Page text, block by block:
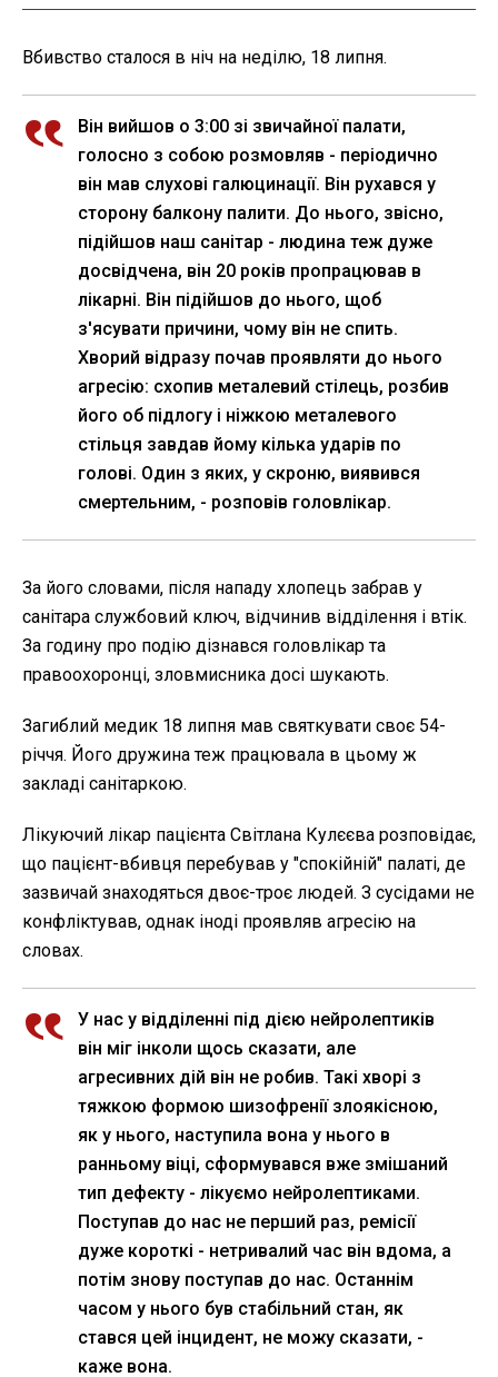
Вбивство сталося в ніч на неділю, 18 липня.
Він вийшов о 3:00 зі звичайної палати,
голосно з собою розмовляв - періодично
він мав слухові галюцинації. Він рухався у
сторону балкону палити. До нього, звісно,
підійшов наш санітар - людина теж дуже
досвідчена, він 20 років пропрацював в
лікарні. Він підійшов до нього, щоб
з'ясувати причини, чому він не спить.
Хворий відразу почав проявляти до нього
агресію: схопив металевий стілець, розбив
його об підлогу і ніжкою металевого
стільця завдав йому кілька ударів по
голові. Один з яких, у скроню, виявився
смертельним, - розповів головлікар.
За його словами, після нападу хлопець забрав у
санітара службовий ключ, відчинив відділення і втік.
За годину про подію дізнався головлікар та
правоохоронці, зловмисника досі шукають.
Загиблий медик 18 липня мав святкувати своє 54-
річчя. Його дружина теж працювала в цьому ж
закладі санітаркою.
Лікуючий лікар пацієнта Світлана Кулєєва розповідає,
що пацієнт-вбивця перебував у "спокійній" палаті, де
зазвичай знаходяться двоє-троє людей. З сусідами не
конфліктував, однак іноді проявляв агресію на
словах.
У нас у відділенні під дією нейролептиків
він міг інколи щось сказати, але
агресивних дій він не робив. Такі хворі з
тяжкою формою шизофренії злоякісною,
як у нього, наступила вона у нього в
ранньому віці, сформувався вже змішаний
тип дефекту - лікуємо нейролептиками.
Поступав до нас не перший раз, ремісії
дуже короткі - нетривалий час він вдома, а
потім знову поступав до нас. Останнім
часом у нього був стабільний стан, як
стався цей інцидент, не можу сказати, -
каже вона.